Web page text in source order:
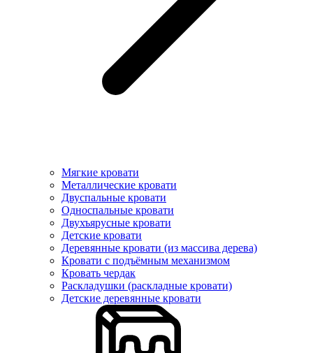
Мягкие кровати
Металлические кровати
Двуспальные кровати
Односпальные кровати
Двухъярусные кровати
Детские кровати
Деревянные кровати (из массива дерева)
Кровати с подъёмным механизмом
Кровать чердак
Раскладушки (раскладные кровати)
Детские деревянные кровати